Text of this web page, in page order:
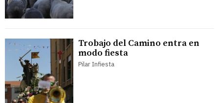
Trobajo del Camino entra en
modo fiesta
Pilar Infiesta